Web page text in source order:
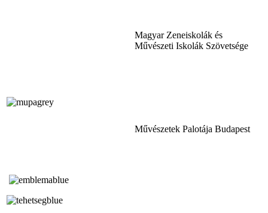
Magyar Zeneiskolák és
Művészeti Iskolák Szövetsége
Művészetek Palotája Budapest